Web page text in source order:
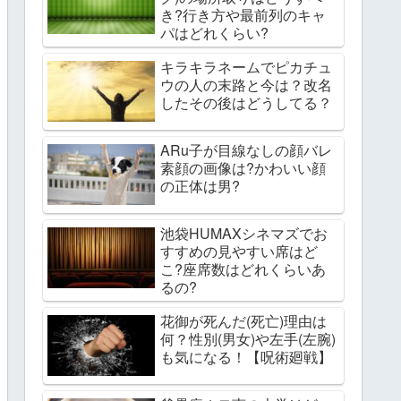
き?行き方や最前列のキャ
パはどれくらい?
キラキラネームでピカチュ
ウの人の末路と今は？改名
したその後はどうしてる？
ARu子が目線なしの顔バレ
素顔の画像は?かわいい顔
の正体は男?
池袋HUMAXシネマズでお
すすめの見やすい席はど
こ?座席数はどれくらいあ
るの?
花御が死んだ(死亡)理由は
何？性別(男女)や左手(左腕)
も気になる！【呪術廻戦】